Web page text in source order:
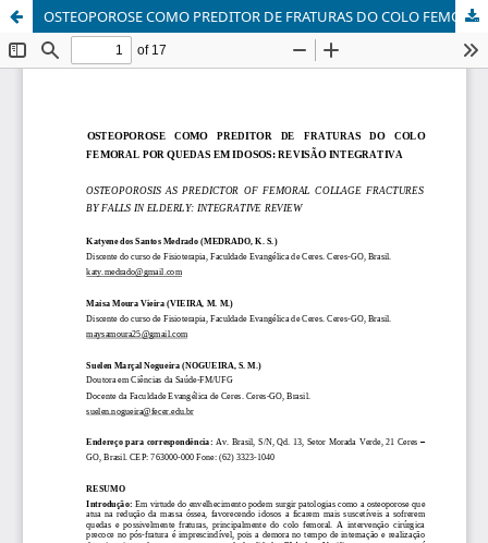
OSTEOPOROSE COMO PREDITOR DE FRATURAS DO COLO FEMORAL POR QUEDAS EM IDOSOS: REVISÃO INTEGRATIVA